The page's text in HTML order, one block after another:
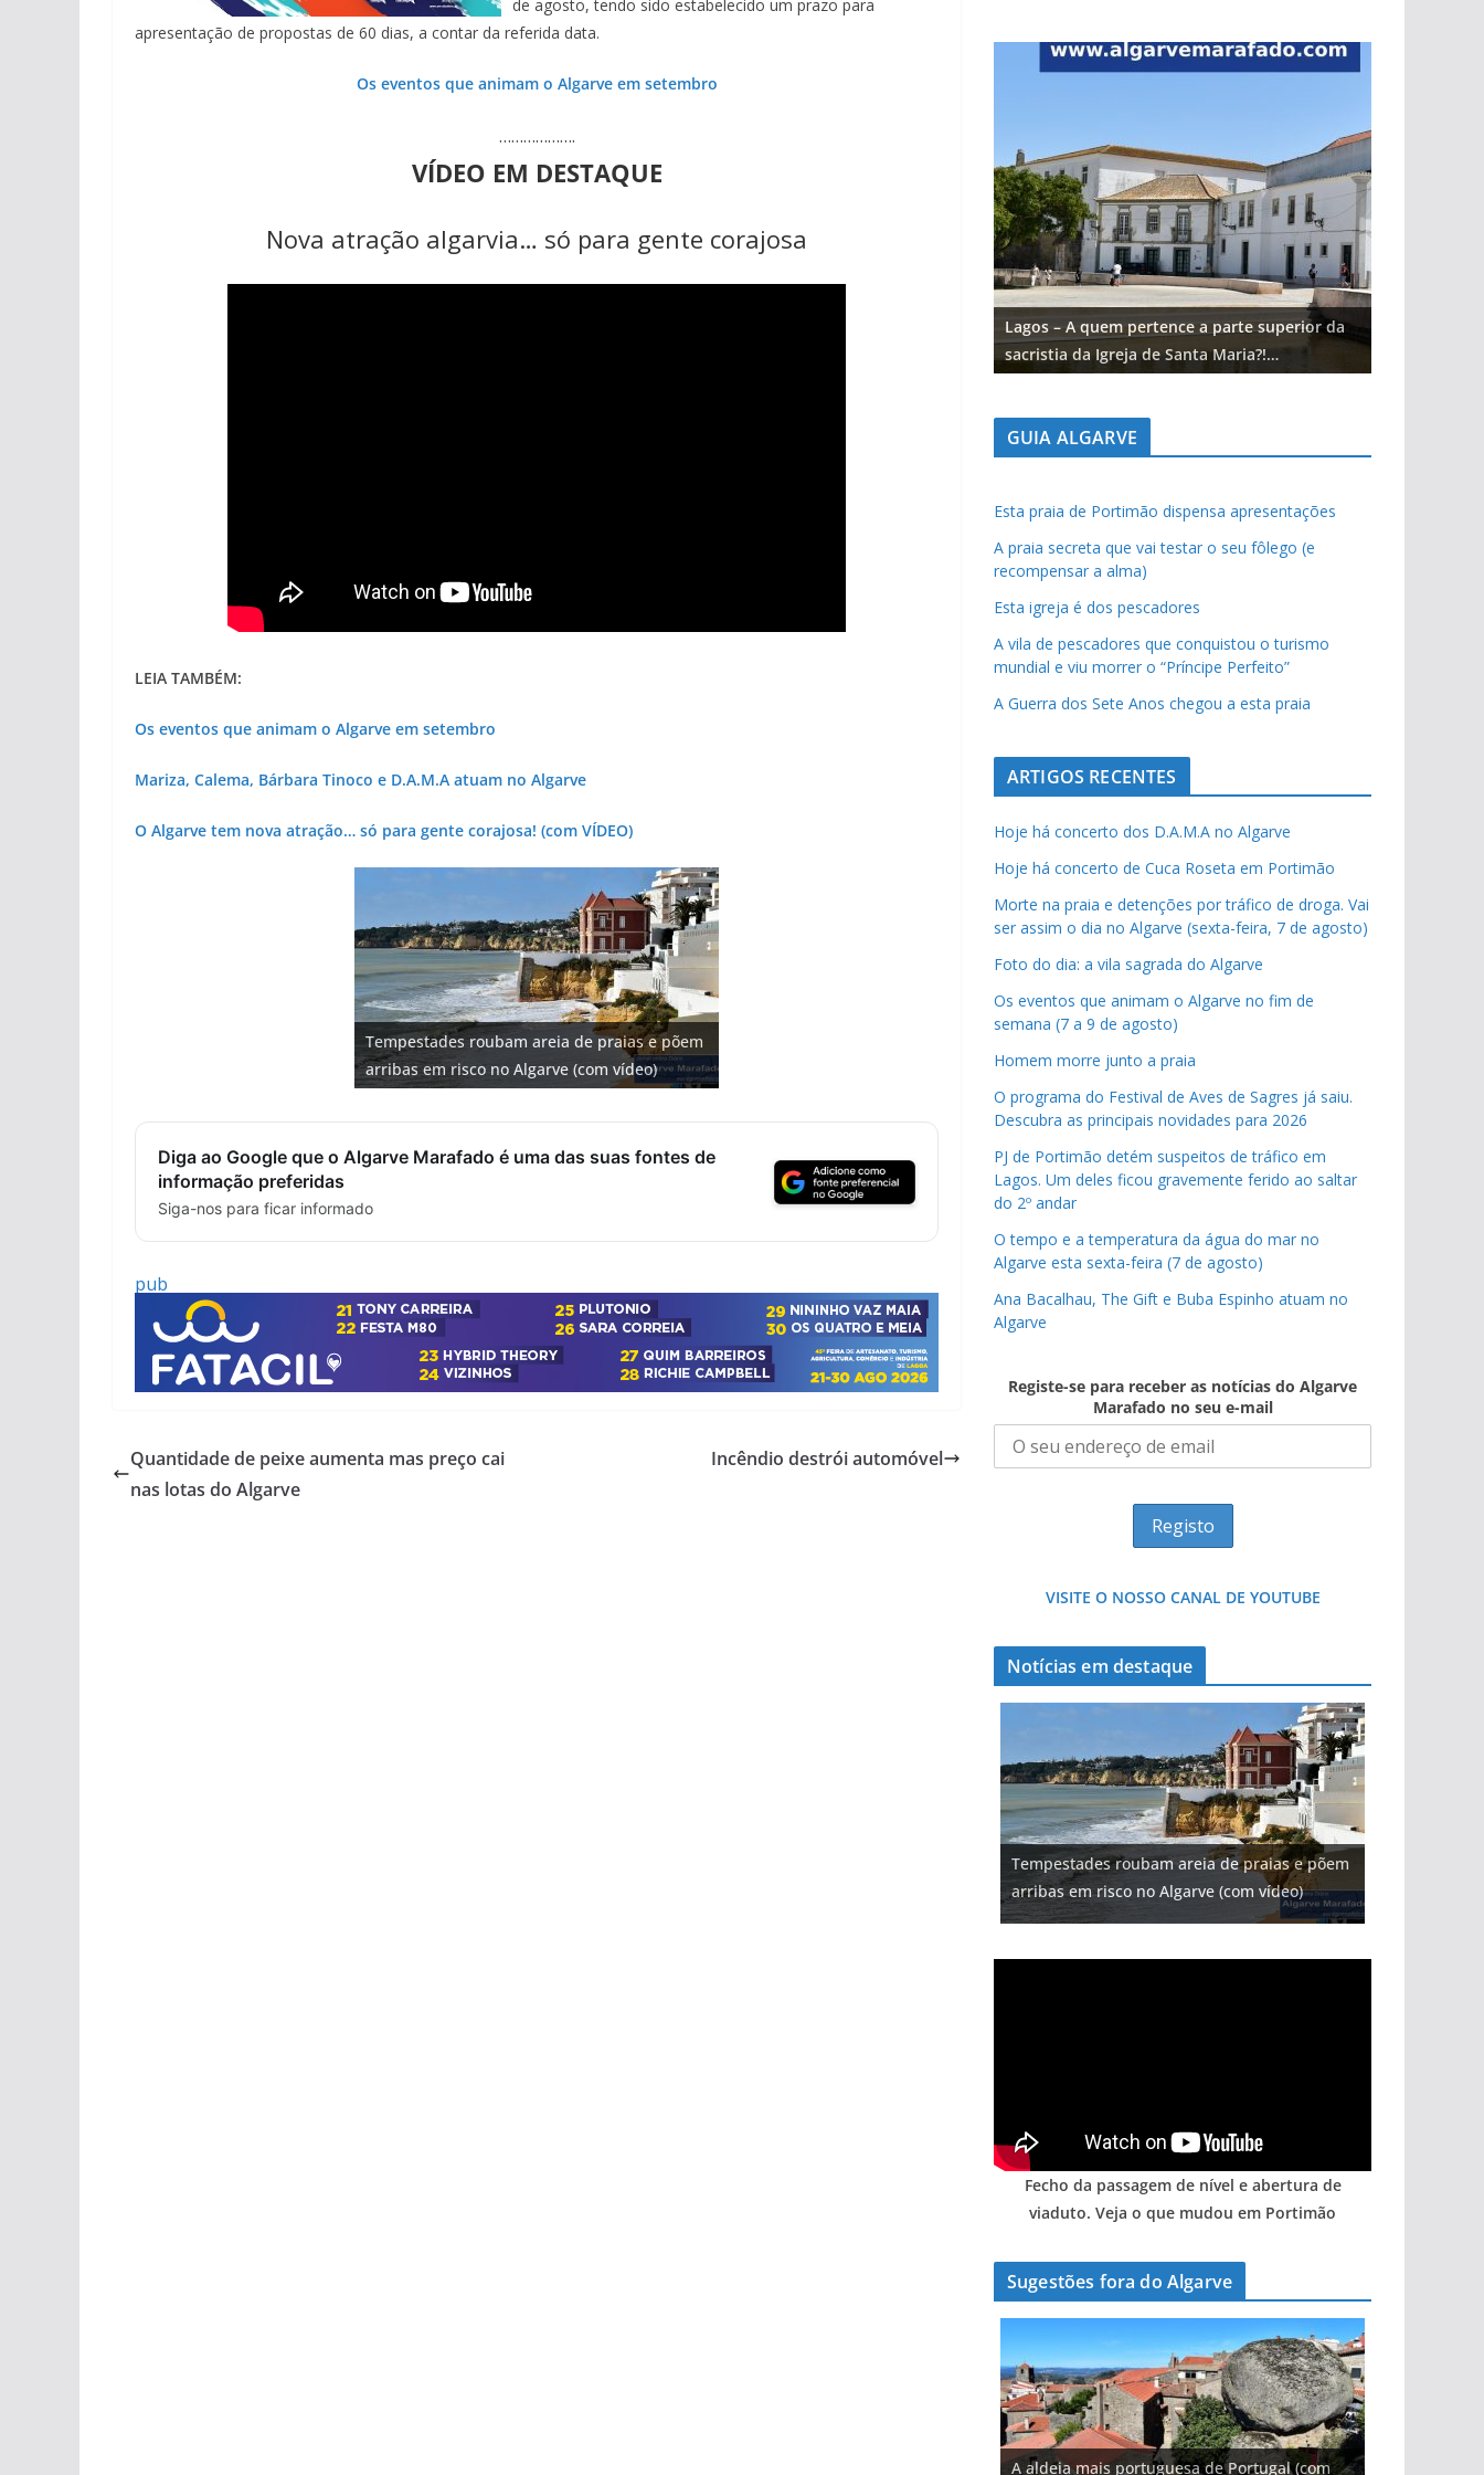
de agosto, tendo sido estabelecido um prazo para
apresentação de propostas de 60 dias, a contar da referida data.
Os eventos que animam o Algarve em setembro
……………….
VÍDEO EM DESTAQUE
Nova atração algarvia… só para gente corajosa
LEIA TAMBÉM:
Os eventos que animam o Algarve em setembro
Mariza, Calema, Bárbara Tinoco e D.A.M.A atuam no Algarve
O Algarve tem nova atração… só para gente corajosa! (com VÍDEO)
Foto do dia: uma cidade algarvia que cresceu
entre redes e fábricas
Tapas do mar a 3 euros cada. Nova rota
gastronómica nasce no Algarve
Tempestades roubam areia de praias e põem
arribas em risco no Algarve (com vídeo)
Projeto milionário: investimento de 108
milhões de euros na construção de dois
hotéis (com vídeo)
Milagre da água. Fontes emblemáticas do
Algarve voltam a ter vida (com vídeo)
Diga ao Google que o Algarve Marafado é uma das suas fontes de
informação preferidas
Siga-nos para ficar informado
pub
Quantidade de peixe aumenta mas preço cai
nas lotas do Algarve
Incêndio destrói automóvel
Lagos – A quem pertence a parte superior da
sacristia da Igreja de Santa Maria?!…
GUIA ALGARVE
Esta praia de Portimão dispensa apresentações
A praia secreta que vai testar o seu fôlego (e
recompensar a alma)
Esta igreja é dos pescadores
A vila de pescadores que conquistou o turismo
mundial e viu morrer o “Príncipe Perfeito”
A Guerra dos Sete Anos chegou a esta praia
ARTIGOS RECENTES
Hoje há concerto dos D.A.M.A no Algarve
Hoje há concerto de Cuca Roseta em Portimão
Morte na praia e detenções por tráfico de droga. Vai
ser assim o dia no Algarve (sexta-feira, 7 de agosto)
Foto do dia: a vila sagrada do Algarve
Os eventos que animam o Algarve no fim de
semana (7 a 9 de agosto)
Homem morre junto a praia
O programa do Festival de Aves de Sagres já saiu.
Descubra as principais novidades para 2026
PJ de Portimão detém suspeitos de tráfico em
Lagos. Um deles ficou gravemente ferido ao saltar
do 2º andar
O tempo e a temperatura da água do mar no
Algarve esta sexta-feira (7 de agosto)
Ana Bacalhau, The Gift e Buba Espinho atuam no
Algarve
Registe-se para receber as notícias do Algarve
Marafado no seu e-mail
VISITE O NOSSO CANAL DE YOUTUBE
Notícias em destaque
Tempestades roubam areia de praias e põem
arribas em risco no Algarve (com vídeo)
Fecho da passagem de nível e abertura de
viaduto. Veja o que mudou em Portimão
Sugestões fora do Algarve
A aldeia mais portuguesa de Portugal (com